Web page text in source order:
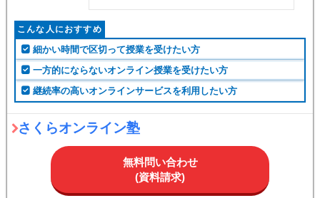
こんな人におすすめ
細かい時間で区切って授業を受けたい方
一方的にならないオンライン授業を受けたい方
継続率の高いオンラインサービスを利用したい方
さくらオンライン塾
無料問い合わせ
(資料請求)